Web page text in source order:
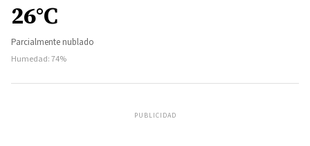
26°C
Parcialmente nublado
Humedad: 74%
PUBLICIDAD